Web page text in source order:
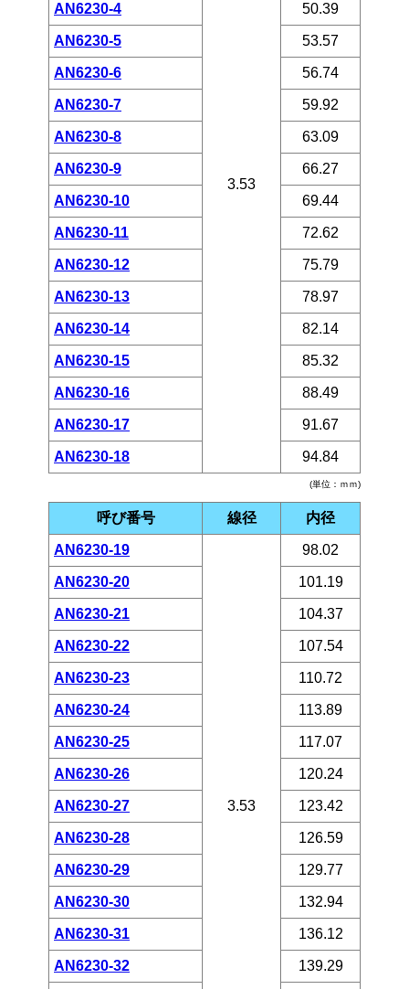
(単位：ｍｍ)
3.53
AN6230-4 50.39
AN6230-5 53.57
AN6230-6 56.74
AN6230-7 59.92
AN6230-8 63.09
AN6230-9 66.27
AN6230-10 69.44
AN6230-11 72.62
AN6230-12 75.79
AN6230-13 78.97
AN6230-14 82.14
AN6230-15 85.32
AN6230-16 88.49
AN6230-17 91.67
AN6230-18 94.84
呼び番号 線径 内径
AN6230-19
3.53
98.02
AN6230-20 101.19
AN6230-21 104.37
AN6230-22 107.54
AN6230-23 110.72
AN6230-24 113.89
AN6230-25 117.07
AN6230-26 120.24
AN6230-27 123.42
AN6230-28 126.59
AN6230-29 129.77
AN6230-30 132.94
AN6230-31 136.12
AN6230-32 139.29